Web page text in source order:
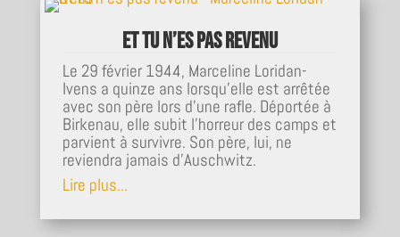
Et tu n’es pas revenu
Le 29 février 1944, Marceline Loridan-
Ivens a quinze ans lorsqu’elle est arrêtée
avec son père lors d’une rafle. Déportée à
Birkenau, elle subit l’horreur des camps et
parvient à survivre. Son père, lui, ne
reviendra jamais d’Auschwitz.
Lire plus...